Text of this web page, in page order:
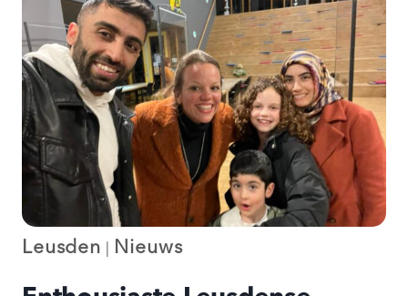
VEEL
WAT
WIJ
ELKAAR
TE
BIEDEN
HEBBEN”
Leusden Nieuws